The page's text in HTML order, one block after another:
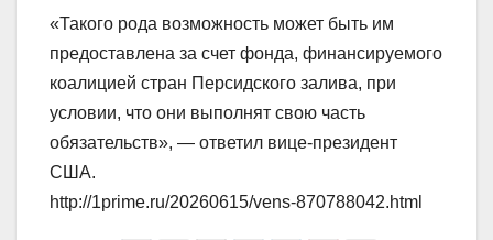
«Такого рода возможность может быть им
предоставлена за счет фонда, финансируемого
коалицией стран Персидского залива, при
условии, что они выполнят свою часть
обязательств», — ответил вице-президент
США.
http://1prime.ru/20260615/vens-870788042.html